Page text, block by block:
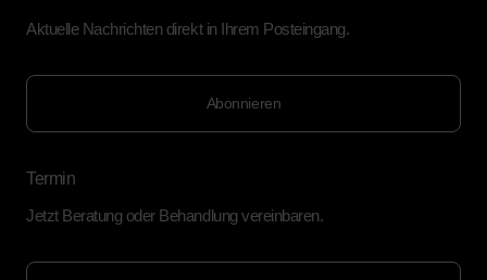
Aktuelle Nachrichten direkt in Ihrem Posteingang.
Abonnieren
Termin
Jetzt Beratung oder Behandlung vereinbaren.